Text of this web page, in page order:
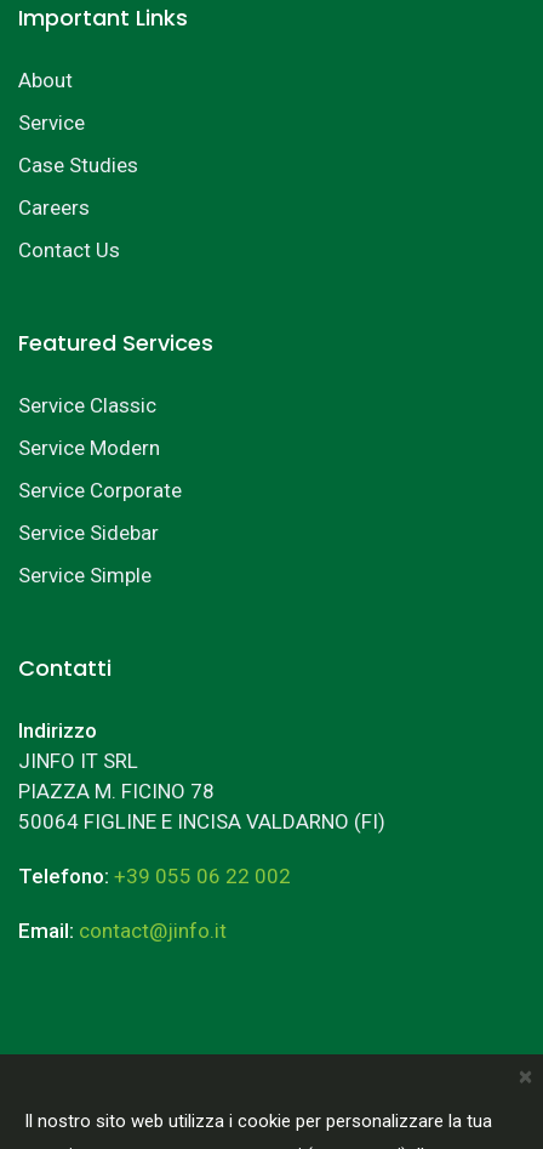
×
Il nostro sito web utilizza i cookie per personalizzare la tua
Important Links
About
Service
Case Studies
Careers
Contact Us
Featured Services
Service Classic
Service Modern
Service Corporate
Service Sidebar
Service Simple
Contatti
Indirizzo
JINFO IT SRL
PIAZZA M. FICINO 78
50064 FIGLINE E INCISA VALDARNO (FI)
Telefono: +39 055 06 22 002
Email: contact@jinfo.it